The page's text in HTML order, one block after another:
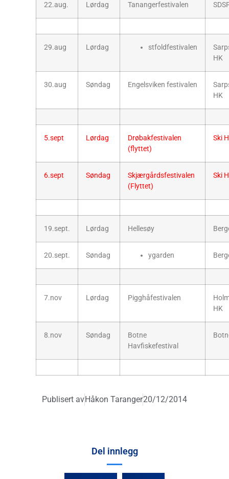
22.aug. Lørdag Tanangerfestivalen
29.aug Lørdag stfoldfestivalen
HK
30.aug Søndag Engelsviken festivalen
HK
5.sept Lørdag
Drøbakfestivalen
(flyttet)
Ski
6.sept Søndag
Skjærgårdsfestivalen
(Flyttet)
Ski
19.sept. Lørdag Hellesøy
20.sept. Søndag ygarden
7.nov Lørdag Pigghåfestivalen
HK
8.nov Søndag
Botne
Havfiskefestival
Publisert avHåkon Taranger20/12/2014
Del innlegg